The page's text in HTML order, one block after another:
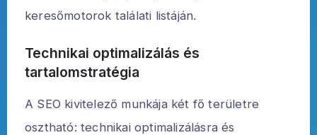
keresőmotorok találati listáján.
Technikai optimalizálás és
tartalomstratégia
A SEO kivitelező munkája két fő területre
osztható: technikai optimalizálásra és